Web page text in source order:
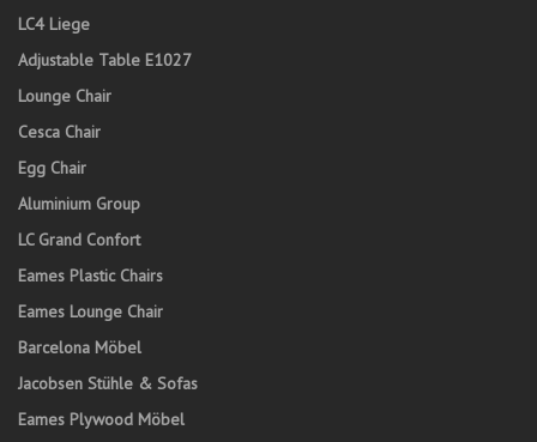
LC4 Liege
Adjustable Table E1027
Lounge Chair
Cesca Chair
Egg Chair
Aluminium Group
LC Grand Confort
Eames Plastic Chairs
Eames Lounge Chair
Barcelona Möbel
Jacobsen Stühle & Sofas
Eames Plywood Möbel